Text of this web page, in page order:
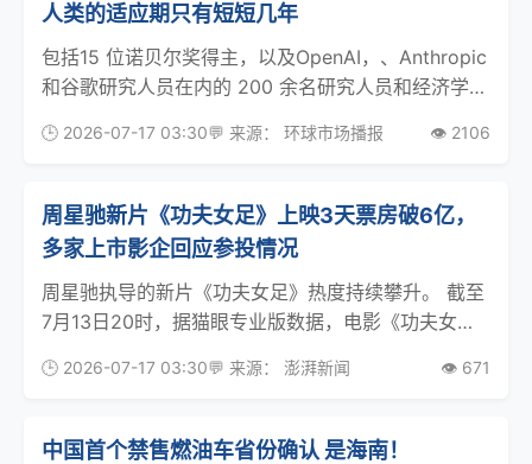
人类的适应期只有短短几年
包括15 位诺贝尔奖得主，以及OpenAI，、Anthropic
和谷歌研究人员在内的 200 余名研究人员和经济学家
动，制定政策并建立专门机构，以应对人工智能带来
🕒 2026-07-17 03:30💬 来源： 环球市场播报 👁️ 2106
周星驰新片《功夫女足》上映3天票房破6亿，
多家上市影企回应参投情况
周星驰执导的新片《功夫女足》热度持续攀升。 截至
7月13日20时，据猫眼专业版数据，电影《功夫女
期档票房榜，且已进入2026年年度票房榜前六。与此
🕒 2026-07-17 03:30💬 来源： 澎湃新闻 👁️ 671
中国首个禁售燃油车省份确认 是海南！